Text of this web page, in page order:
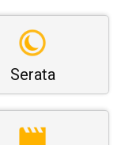
Serata